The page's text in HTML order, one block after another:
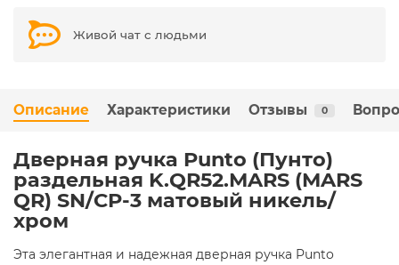
Живой чат с людьми
Описание Характеристики Отзывы 0
Дверная ручка Punto (Пунто)
раздельная K.QR52.MARS (MARS
QR) SN/CP-3 матовый никель/
хром
Эта элегантная и надежная дверная ручка Punto